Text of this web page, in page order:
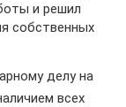
и решил
собственных
делу на
всех